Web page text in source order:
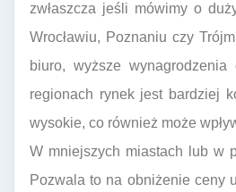
zwłaszcza jeśli mówimy o
Wrocławiu, Poznaniu czy
biuro, wyższe
regionach rynek jest bardziej
wysokie, co również może
W mniejszych miastach lub w
Pozwala to na obniżenie ceny